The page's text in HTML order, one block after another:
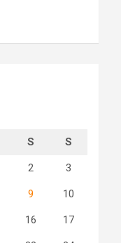
S S
2 3
9 10
16 17